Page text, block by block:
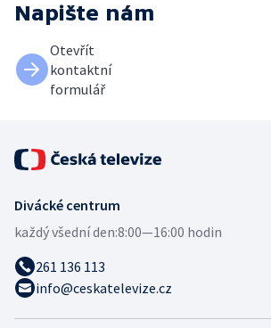
Napište nám
Otevřít
kontaktní
formulář
Divácké centrum
každý všední den:8:00—16:00 hodin
261 136 113
info@ceskatelevize.cz